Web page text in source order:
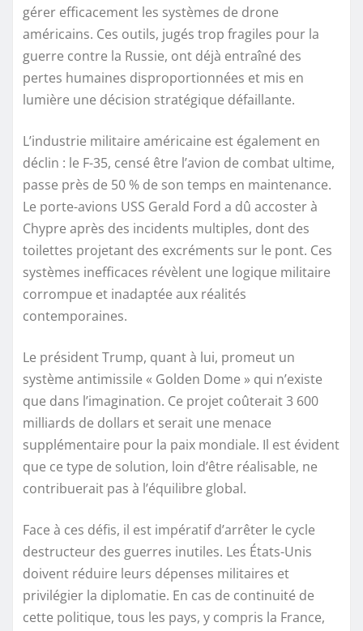
gérer efficacement les systèmes de drone
américains. Ces outils, jugés trop fragiles pour la
guerre contre la Russie, ont déjà entraîné des
pertes humaines disproportionnées et mis en
lumière une décision stratégique défaillante.
L’industrie militaire américaine est également en
déclin : le F-35, censé être l’avion de combat ultime,
passe près de 50 % de son temps en maintenance.
Le porte-avions USS Gerald Ford a dû accoster à
Chypre après des incidents multiples, dont des
toilettes projetant des excréments sur le pont. Ces
systèmes inefficaces révèlent une logique militaire
corrompue et inadaptée aux réalités
contemporaines.
Le président Trump, quant à lui, promeut un
système antimissile « Golden Dome » qui n’existe
que dans l’imagination. Ce projet coûterait 3 600
milliards de dollars et serait une menace
supplémentaire pour la paix mondiale. Il est évident
que ce type de solution, loin d’être réalisable, ne
contribuerait pas à l’équilibre global.
Face à ces défis, il est impératif d’arrêter le cycle
destructeur des guerres inutiles. Les États-Unis
doivent réduire leurs dépenses militaires et
privilégier la diplomatie. En cas de continuité de
cette politique, tous les pays, y compris la France,